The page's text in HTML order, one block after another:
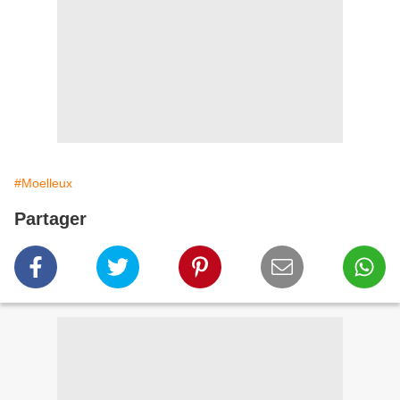
#Moelleux
Partager